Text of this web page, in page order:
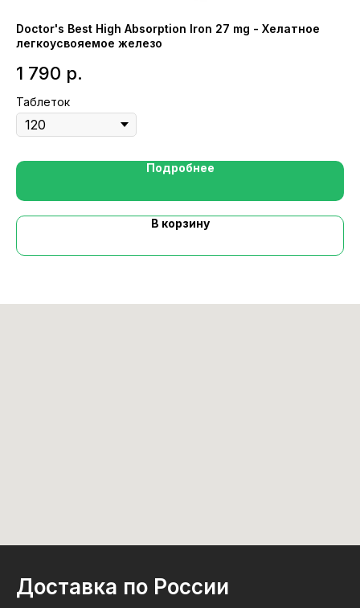
Doctor's Best High Absorption Iron 27 mg - Хелатное
легкоусвояемое железо
1 790 р.
Таблеток
Подробнее
В корзину
Доставка по России